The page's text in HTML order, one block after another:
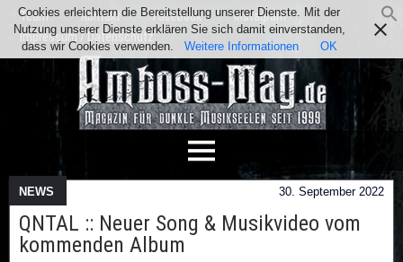
Team Kontakt Facebook
Instagram
Impressum / Datenschutz
NEWS 30. September 2022
QNTAL :: Neuer Song & Musikvideo vom
kommenden Album
Cookies erleichtern die Bereitstellung unserer Dienste. Mit der
Nutzung unserer Dienste erklären Sie sich damit einverstanden,
dass wir Cookies verwenden.
Weitere Informationen OK